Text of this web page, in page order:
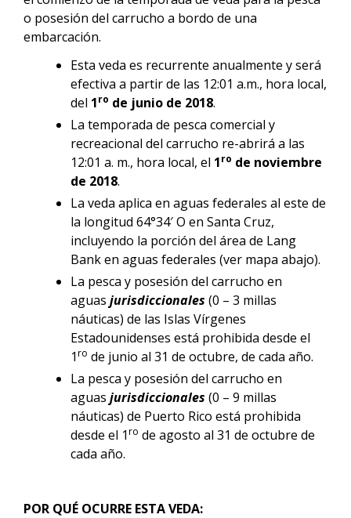
o posesión del carrucho a bordo de una
embarcación.
Esta veda es recurrente anualmente y será
efectiva a partir de las 12:01 a.m., hora local,
del 1ro de junio de 2018.
La temporada de pesca comercial y
recreacional del carrucho re-abrirá a las
12:01 a. m., hora local, el 1ro de noviembre
de 2018.
La veda aplica en aguas federales al este de
la longitud 64°34′ O en Santa Cruz,
incluyendo la porción del área de Lang
Bank en aguas federales (ver mapa abajo).
La pesca y posesión del carrucho en
aguas jurisdiccionales (0 – 3 millas
náuticas) de las Islas Vírgenes
Estadounidenses está prohibida desde el
1ro de junio al 31 de octubre, de cada año.
La pesca y posesión del carrucho en
aguas jurisdiccionales (0 – 9 millas
náuticas) de Puerto Rico está prohibida
desde el 1ro de agosto al 31 de octubre de
cada año.
POR QUÉ OCURRE ESTA VEDA: